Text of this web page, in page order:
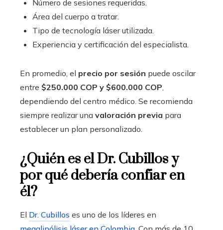
Número de sesiones requeridas.
Área del cuerpo a tratar.
Tipo de tecnología láser utilizada.
Experiencia y certificación del especialista.
En promedio, el precio por sesión puede oscilar
entre $250.000 COP y $600.000 COP
dependiendo del centro médico. Se recomienda
siempre realizar una valoración previa para
establecer un plan personalizado.
¿Quién es el Dr. Cubillos y
por qué debería confiar en
él?
El Dr. Cubillos es uno de los líderes en